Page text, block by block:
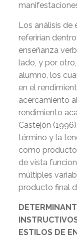
Los análisis
referirían
enseñanza
lado, y por
alumno, los
en el
acercamiento
rendimiento
Castejón
término y la
como
de vista
múltiples
producto final
ESTILOS DE